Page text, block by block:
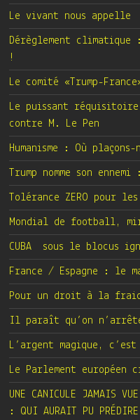
Le vivant nous appelle
Dérèglement
!
Le comité «Trump-
Le puissant
contre M. Le Pen
Humanisme : Où
Trump nomme son
Tolérance ZERO pour
Mondial de football,
CUBA sous le blocus
France / Espagne : le
Pour un droit à la
Il paraît qu’on
L’argent magique,
Le Parlement européen
UNE CANICULE JAMAIS
: QUI AURAIT PU